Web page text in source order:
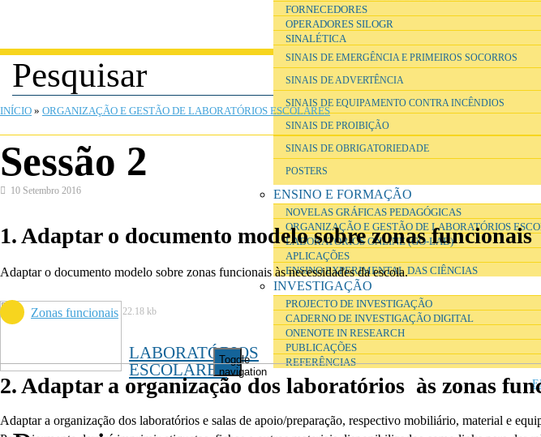
LABORATÓRIOS
ESCOLARES
Toggle
navigation
FORNECEDORES
OPERADORES SILOGR
SINALÉTICA
SINAIS DE EMERGÊNCIA E PRIMEIROS SOCORROS
SINAIS DE ADVERTÊNCIA
SINAIS DE EQUIPAMENTO CONTRA INCÊNDIOS
SINAIS DE PROIBIÇÃO
SINAIS DE OBRIGATORIEDADE
POSTERS
ENSINO E FORMAÇÃO
NOVELAS GRÁFICAS PEDAGÓGICAS
ORGANIZAÇÃO E GESTÃO DE LABORATÓRIOS
LABORATÓRIOS ONLINE (GO-LAB)
APLICAÇÕES
ENSINO EXPERIMENTAL DAS CIÊNCIAS
INVESTIGAÇÃO
PROJECTO DE INVESTIGAÇÃO
CADERNO DE INVESTIGAÇÃO DIGITAL
ONENOTE IN RESEARCH
PUBLICAÇÕES
REFERÊNCIAS
ESTÁ AQUI
INÍCIO » ORGANIZAÇÃO E GESTÃO DE LABORATÓRIOS ESCOLARES
Sessão 2
10 Setembro 2016
1. Adaptar o documento modelo sobre zonas
Adaptar o documento modelo sobre zonas funcionais às necessidades da escola.
Zonas funcionais 22.18 kb
2. Adaptar a organização dos laboratórios às zonas
Adaptar a organização dos laboratórios e salas de apoio/preparação, respectivo mobiliário, material e